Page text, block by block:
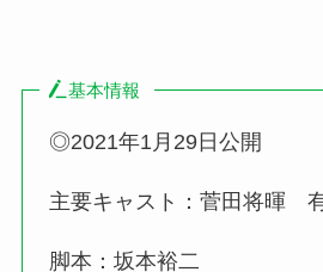
基本情報
◎2021年1月29日公開
主要キャスト：菅田将暉
脚本：坂本裕二